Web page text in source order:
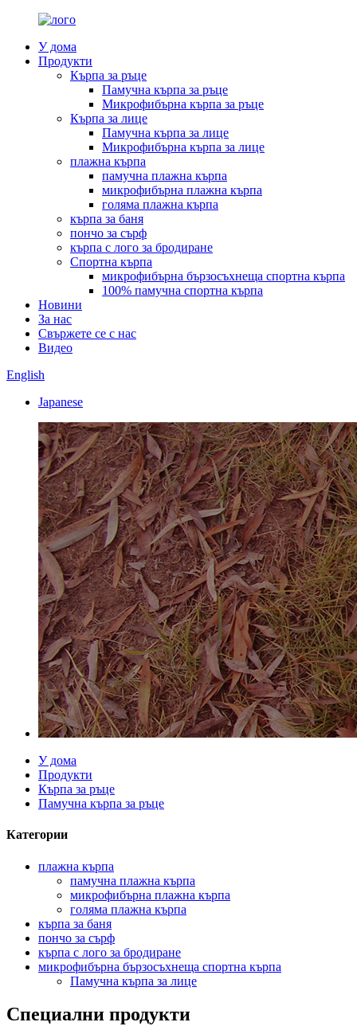
У дома
Продукти
Кърпа за ръце
Памучна кърпа за ръце
Микрофибърна кърпа за ръце
Кърпа за лице
Памучна кърпа за лице
Микрофибърна кърпа за лице
плажна кърпа
памучна плажна кърпа
микрофибърна плажна кърпа
голяма плажна кърпа
кърпа за баня
пончо за сърф
кърпа с лого за бродиране
Спортна кърпа
микрофибърна бързосъхнеща спортна кърпа
100% памучна спортна кърпа
Новини
За нас
Свържете се с нас
Видео
English
Japanese
У дома
Продукти
Кърпа за ръце
Памучна кърпа за ръце
Категории
плажна кърпа
памучна плажна кърпа
микрофибърна плажна кърпа
голяма плажна кърпа
кърпа за баня
пончо за сърф
кърпа с лого за бродиране
микрофибърна бързосъхнеща спортна кърпа
Памучна кърпа за лице
Специални продукти